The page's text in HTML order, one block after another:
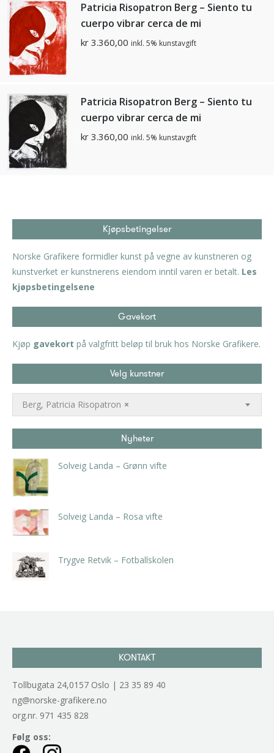
Patricia Risopatron Berg – Siento tu
cuerpo vibrar cerca de mi
kr 3.360,00 inkl. 5% kunstavgift
Patricia Risopatron Berg – Siento tu
cuerpo vibrar cerca de mi
kr 3.360,00 inkl. 5% kunstavgift
Kjøpsbetingelser
Norske Grafikere formidler kunst på vegne av kunstneren og
kunstverket er kunstnerens eiendom inntil varen er betalt. Les
kjøpsbetingelsene
Gavekort
Kjøp gavekort på valgfritt beløp til bruk hos Norske Grafikere.
Velg kunstner
×
Berg, Patricia Risopatron
Nyheter
Solveig Landa – Grønn vifte
Solveig Landa – Rosa vifte
Trygve Retvik – Fotballskolen
KONTAKT
Tollbugata 24,0157 Oslo | 23 35 89 40
ng@norske-grafikere.no
org.nr. 971 435 828
Følg oss: